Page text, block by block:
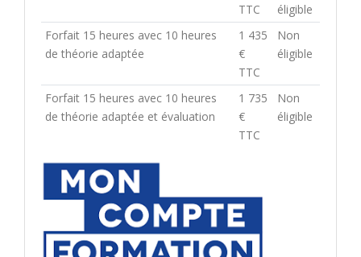
TTC
éligible
Forfait 15 heures avec 10 heures
de théorie adaptée
1 435
€
TTC
Non
éligible
Forfait 15 heures avec 10 heures
de théorie adaptée et évaluation
1 735
€
TTC
Non
éligible